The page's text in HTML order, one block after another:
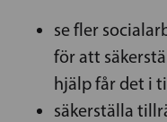
se fler
för att
hjälp får det i
säkerställa